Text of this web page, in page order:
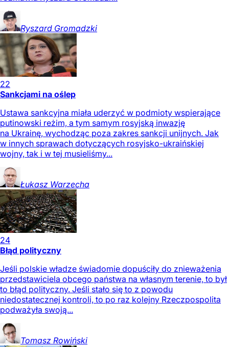
Ryszard Gromadzki
22
Sankcjami na oślep
Ustawa sankcyjna miała uderzyć w podmioty wspierające
putinowski reżim, a tym samym rosyjską inwazję
na Ukrainę, wychodząc poza zakres sankcji unijnych. Jak
w innych sprawach dotyczących rosyjsko-ukraińskiej
wojny, tak i w tej musieliśmy...
Łukasz Warzecha
24
Błąd polityczny
Jeśli polskie władze świadomie dopuściły do znieważenia
przedstawiciela obcego państwa na własnym terenie, to był
to błąd polityczny. Jeśli stało się to z powodu
niedostatecznej kontroli, to po raz kolejny Rzeczpospolita
podważyła swoją...
Tomasz Rowiński